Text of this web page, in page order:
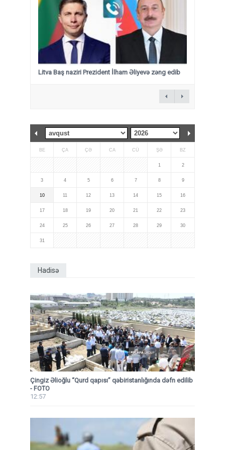
Litva Baş naziri Prezident İlham Əliyevə zəng edib
BE ÇA ÇƏ CA CÜ ŞƏ BZ
1 2
3 4 5 6 7 8 9
10 11 12 13 14 15 16
17 18 19 20 21 22 23
24 25 26 27 28 29 30
31
Hadisə
Çingiz Əlioğlu “Qurd qapısı” qəbiristanlığında dəfn edilib
- FOTO
12:57